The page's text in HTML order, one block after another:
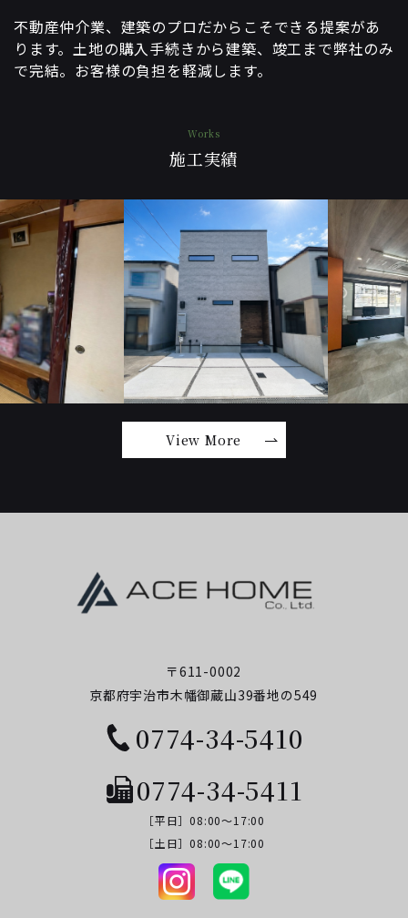
不動産仲介業、建築のプロだからこそできる提案があ
ります。土地の購入手続きから建築、竣工まで弊社のみ
で完結。お客様の負担を軽減します。
Works
施工実績
View More
〒611-0002
京都府宇治市木幡御蔵山39番地の549
0774-34-5410
0774-34-5411
［平日］08:00～17:00
​​​​​​​［土日］08:00～17:00